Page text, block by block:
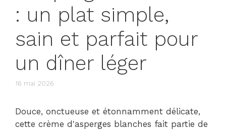
: un plat simple,
sain et parfait pour
un dîner léger
16 mai 2026
Douce, onctueuse et étonnamment délicate,
cette crème d'asperges blanches fait partie de